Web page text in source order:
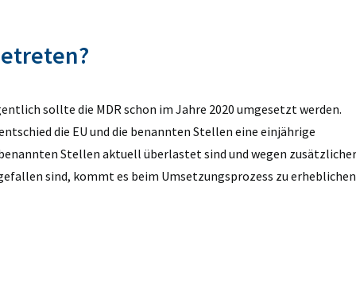
sollte die MDR schon im Jahre 2020 umgesetzt werden.
die EU und die benannten Stellen eine einjährige
Stellen aktuell überlastet sind und wegen zusätzlicher
sind, kommt es beim Umsetzungsprozess zu erheblichen